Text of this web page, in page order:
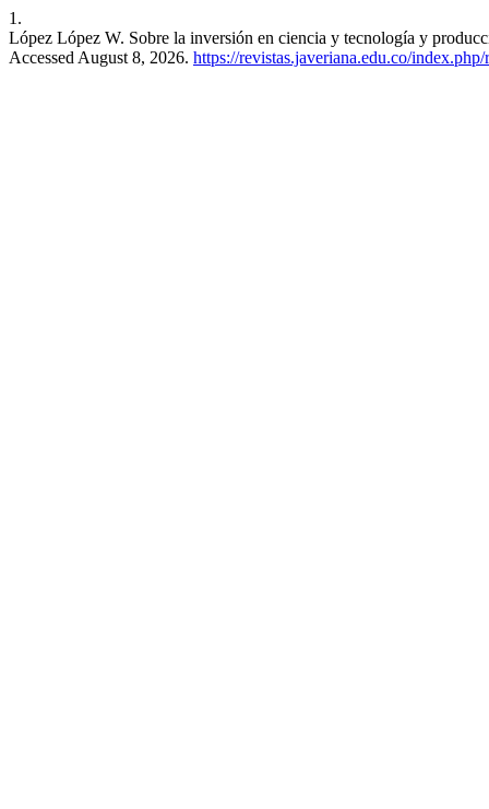
1.
López López W. Sobre la inversión en ciencia y tecnología y
Accessed August 8, 2026. https://revistas.javeriana.edu.co/